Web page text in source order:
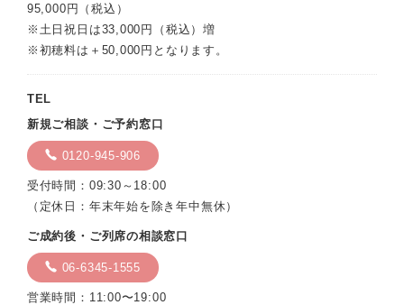
95,000円（税込）
※土日祝日は33,000円（税込）増
※初穂料は＋50,000円となります。
TEL
新規ご相談・ご予約窓口
0120-945-906
受付時間：09:30～18:00
（定休日：年末年始を除き年中無休）
ご成約後・ご列席の相談窓口
06-6345-1555
営業時間：11:00〜19:00